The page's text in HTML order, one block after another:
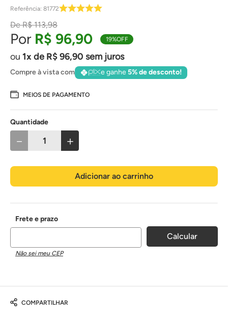
Referência: 81772
R$ 113,98
R$ 96,90 19%OFF
1 de R$96,90 sem juros
Compre à vista com e ganhe5% de desconto!
MEIOS DE PAGAMENTO
Quantidade
＋
－
Adicionar ao carrinho
Não sei meu CEP
COMPARTILHAR